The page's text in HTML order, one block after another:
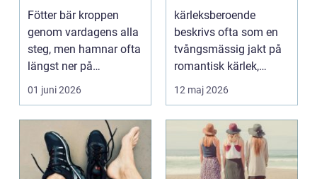
året runt
Fötter bär kroppen
genom vardagens alla
steg, men hamnar ofta
längst ner på
prioriteringslistan.
Mån...
01 juni 2026
bryta mönstret?
kärleksberoende
beskrivs ofta som en
tvångsmässig jakt på
romantisk kärlek,
närhet eller
bekräftelse...
12 maj 2026